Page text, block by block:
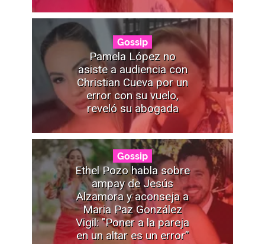
Gossip
Pamela López no
asiste a audiencia con
Christian Cueva por un
error con su vuelo,
reveló su abogada
Gossip
Ethel Pozo habla sobre
ampay de Jesús
Alzamora y aconseja a
Maria Paz González
Vigil: "Poner a la pareja
en un altar es un error”